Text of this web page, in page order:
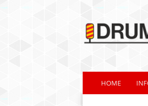
m
n
o
HOME